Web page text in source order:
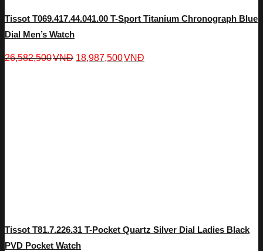
Tissot T069.417.44.041.00 T-Sport Titanium Chronograph Blue
Dial Men’s Watch
26,582,500VNĐ 18,987,500VNĐ
Tissot T81.7.226.31 T-Pocket Quartz Silver Dial Ladies Black
PVD Pocket Watch